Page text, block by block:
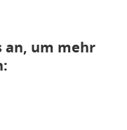
an, um mehr